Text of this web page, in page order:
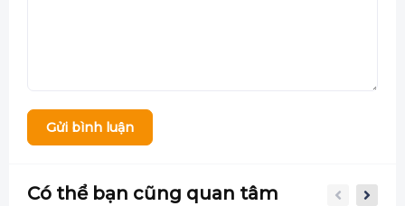
Gửi bình luận
Có thể bạn cũng quan tâm